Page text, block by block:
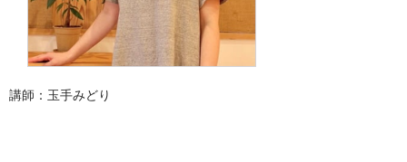
講師：玉手みどり